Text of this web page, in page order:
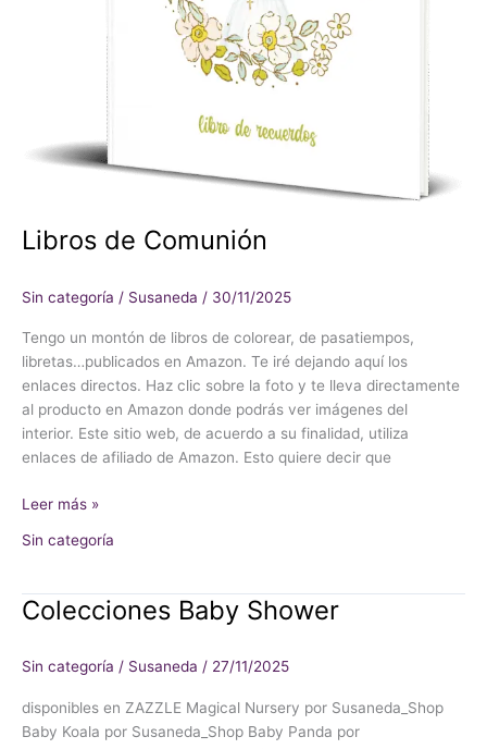
Libros de Comunión
Sin categoría / Susaneda / 30/11/2025
Tengo un montón de libros de colorear, de pasatiempos,
libretas…publicados en Amazon. Te iré dejando aquí los
enlaces directos. Haz clic sobre la foto y te lleva directamente
al producto en Amazon donde podrás ver imágenes del
interior. Este sitio web, de acuerdo a su finalidad, utiliza
enlaces de afiliado de Amazon. Esto quiere decir que
Leer más »
Sin categoría
Colecciones Baby Shower
Sin categoría / Susaneda / 27/11/2025
disponibles en ZAZZLE Magical Nursery por Susaneda_Shop
Baby Koala por Susaneda_Shop Baby Panda por
Colecciones